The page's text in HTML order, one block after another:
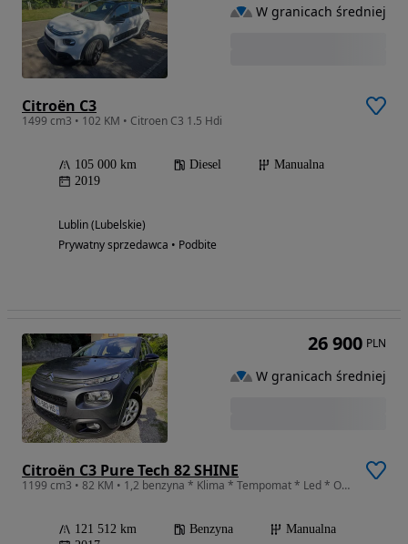
Citroën C3
1499 cm3 • 102 KM • Citroen C3 1.5 Hdi
105 000 km Diesel
Manualna
2019
Lublin (Lubelskie)
Prywatny sprzedawca • Podbite
W granicach średniej
Citroën C3 Pure Tech 82 SHINE
1199 cm3 • 82 KM • 1,2 benzyna * Klima * Tempomat * Led * Oryginał
121 512 km Benzyna
Manualna
26 900 PLN
W granicach średniej